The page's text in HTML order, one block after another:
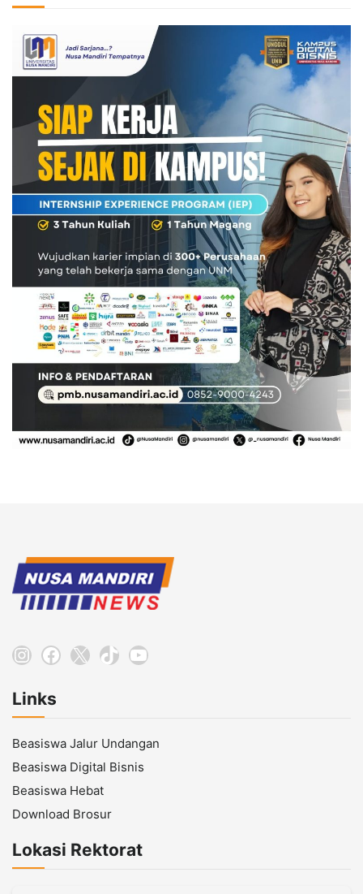
Instagram
Facebook
X TikTokYouTube
Links
Beasiswa Jalur Undangan
Beasiswa Digital Bisnis
Beasiswa Hebat
Download Brosur
Lokasi Rektorat